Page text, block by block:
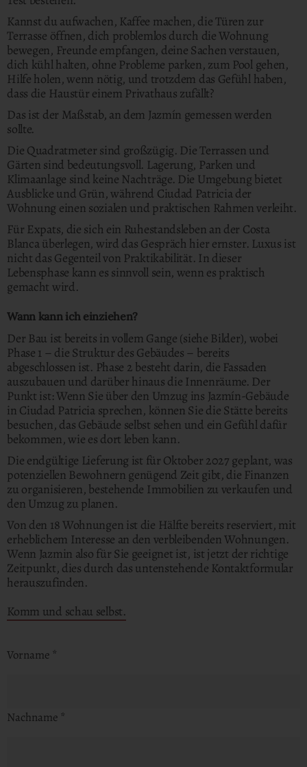
Kannst du aufwachen, Kaffee machen, die Türen zur
Terrasse öffnen, dich problemlos durch die Wohnung
bewegen, Freunde empfangen, deine Sachen verstauen,
dich kühl halten, ohne Probleme parken, zum Pool gehen,
Hilfe holen, wenn nötig, und trotzdem das Gefühl haben,
dass die Haustür einem Privathaus zufällt?
Das ist der Maßstab, an dem Jazmín gemessen werden
sollte.
Die Quadratmeter sind großzügig. Die Terrassen und
Gärten sind bedeutungsvoll. Lagerung, Parken und
Klimaanlage sind keine Nachträge. Die Umgebung bietet
Ausblicke und Grün, während Ciudad Patricia der
Wohnung einen sozialen und praktischen Rahmen verleiht.
Für Expats, die sich ein Ruhestandsleben an der Costa
Blanca überlegen, wird das Gespräch hier ernster. Luxus ist
nicht das Gegenteil von Praktikabilität. In dieser
Lebensphase kann es sinnvoll sein, wenn es praktisch
gemacht wird.
Wann kann ich einziehen?
Der Bau ist bereits in vollem Gange (siehe Bilder), wobei
Phase 1 – die Struktur des Gebäudes – bereits
abgeschlossen ist. Phase 2 besteht darin, die Fassaden
auszubauen und darüber hinaus die Innenräume. Der
Punkt ist: Wenn Sie über den Umzug ins Jazmín-Gebäude
in Ciudad Patricia sprechen, können Sie die Stätte bereits
besuchen, das Gebäude selbst sehen und ein Gefühl dafür
bekommen, wie es dort leben kann.
Die endgültige Lieferung ist für Oktober 2027 geplant, was
potenziellen Bewohnern genügend Zeit gibt, die Finanzen
zu organisieren, bestehende Immobilien zu verkaufen und
den Umzug zu planen.
Von den 18 Wohnungen ist die Hälfte bereits reserviert, mit
erheblichem Interesse an den verbleibenden Wohnungen.
Wenn Jazmin also für Sie geeignet ist, ist jetzt der richtige
Zeitpunkt, dies durch das untenstehende Kontaktformular
herauszufinden.
Komm und schau selbst.
Vorname *
Nachname *